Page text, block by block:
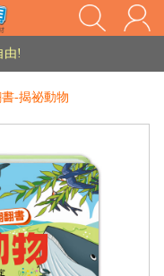
!
購物流程說明』
由!
-揭祕動物